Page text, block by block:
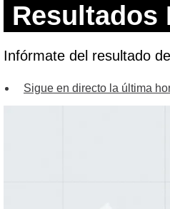
Resultados
Infórmate del resultado
Sigue en directo la última